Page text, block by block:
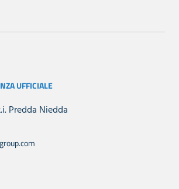
UFFICIALE
Predda Niedda